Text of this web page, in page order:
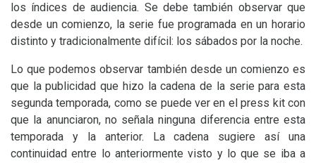
los índices de audiencia. Se debe también observar que
desde un comienzo, la serie fue programada en un horario
distinto y tradicionalmente difícil: los sábados por la noche.
Lo que podemos observar también desde un comienzo es
que la publicidad que hizo la cadena de la serie para esta
segunda temporada, como se puede ver en el press kit con
que la anunciaron, no señala ninguna diferencia entre esta
temporada y la anterior. La cadena sugiere así una
continuidad entre lo anteriormente visto y lo que se iba a